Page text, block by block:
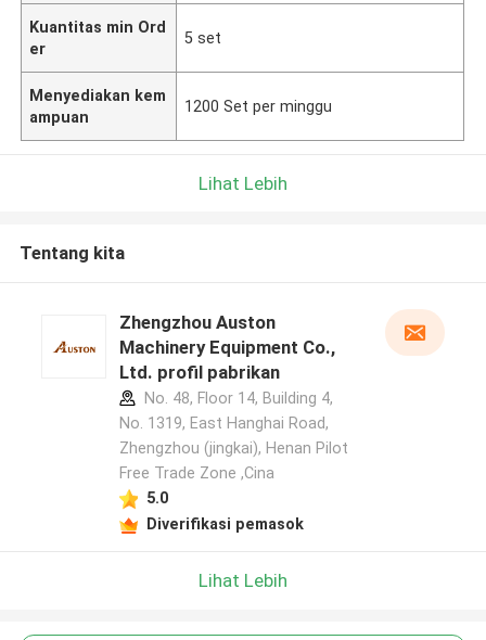
Kuantitas min Ord
er
5 set
Menyediakan kem
ampuan
1200 Set per minggu
Lihat Lebih
Tentang kita
Zhengzhou Auston
Machinery Equipment Co.,
Ltd. profil pabrikan
No. 48, Floor 14, Building 4,
No. 1319, East Hanghai Road,
Zhengzhou (jingkai), Henan Pilot
Free Trade Zone ,Cina
5.0
Diverifikasi pemasok
Lihat Lebih